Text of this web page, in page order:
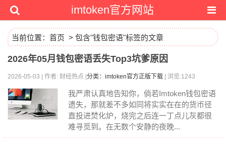
imtoken官方网站
当前位置： 首页 > 包含"钱包密语"标签的文章
2026年05月钱包密语丢失Top3坑爹原因
2026-05-03 | 作者: 财经热点 | 分类：imtoken官方正版下载 | 浏览:1243
我严肃认真地告知你，倘若Imtoken钱包密语
遗失，那就差不多如同将实实在在的货币径
直投进焚化炉，烧完之后连一丁点儿灰都很
难寻觅到。在无数个安静的夜晚...